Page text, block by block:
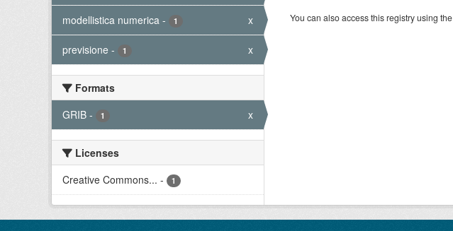
modellistica numerica - 1 x
previsione - 1 x
Formats
GRIB - 1 x
Licenses
Creative Commons... - 1
You can also access this registry using the